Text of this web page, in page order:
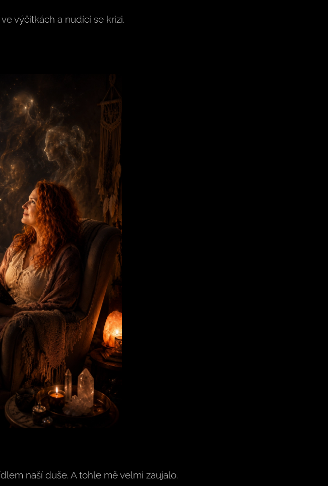
výčitkách a nudící se krizi.
naší duše. A tohle mě velmi zaujalo.